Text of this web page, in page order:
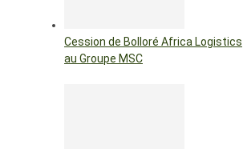
Cession de Bolloré Africa Logistics
au Groupe MSC